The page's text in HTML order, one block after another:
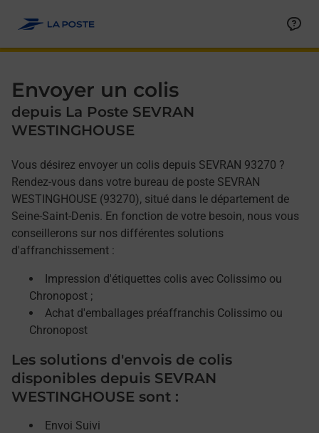
Envoyer un colis
depuis La Poste SEVRAN
WESTINGHOUSE
Vous désirez envoyer un colis depuis SEVRAN 93270 ?
Rendez-vous dans votre bureau de poste SEVRAN
WESTINGHOUSE (93270), situé dans le département de
Seine-Saint-Denis. En fonction de votre besoin, nous vous
conseillerons sur nos différentes solutions
d'affranchissement :
Impression d'étiquettes colis avec Colissimo ou
Chronopost ;
Achat d'emballages préaffranchis Colissimo ou
Chronopost
Les solutions d'envois de colis
disponibles depuis SEVRAN
WESTINGHOUSE sont :
Envoi Suivi